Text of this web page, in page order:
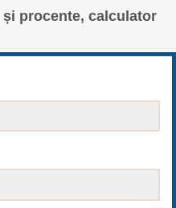
procente, calculator